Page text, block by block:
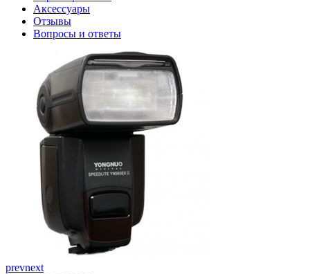
Аксессуары
Отзывы
Вопросы и ответы
prevnext